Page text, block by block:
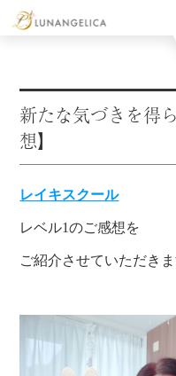
新たな気づきを得
想】
レイキスクール
レベル1のご感想を
ご紹介させていただき